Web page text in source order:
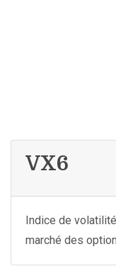
VX6
Indice de
marché des